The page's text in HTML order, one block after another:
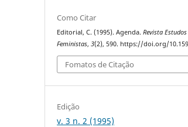
Como Citar
Editorial, C. (1995). Agenda.Revista Estudos
Feministas,3(2), 590. https://doi.org/
Fomatos de Citação
Edição
v. 3 n. 2 (1995)